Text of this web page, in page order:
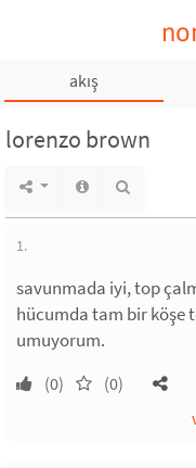
akış
lorenzo brown
1.
savunmada iyi, top
hücumda tam bir köşe
umuyorum.
(0) (0)